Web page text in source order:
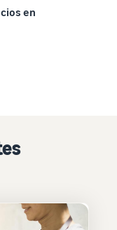
en